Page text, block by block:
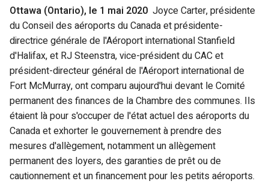
Ottawa (Ontario), le 1 mai 2020 Joyce Carter, présidente
du Conseil des aéroports du Canada et présidente-
directrice générale de l'Aéroport international Stanfield
d'Halifax, et RJ Steenstra, vice-président du CAC et
président-directeur général de l'Aéroport international de
Fort McMurray, ont comparu aujourd'hui devant le Comité
permanent des finances de la Chambre des communes. Ils
étaient là pour s'occuper de l'état actuel des aéroports du
Canada et exhorter le gouvernement à prendre des
mesures d'allègement, notamment un allègement
permanent des loyers, des garanties de prêt ou de
cautionnement et un financement pour les petits aéroports.